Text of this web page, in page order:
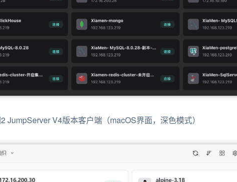
JumpServer V4版本客户端（macOS界面，深色模式）